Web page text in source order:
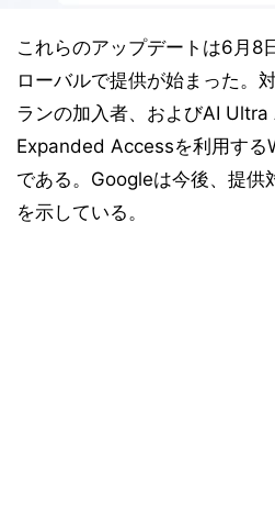
これらのアップデートは6月8
ローバルで提供が始まった。
ランの加入者、およびAI
Expanded Accessを利用する
である。Googleは今後、提供
を示している。